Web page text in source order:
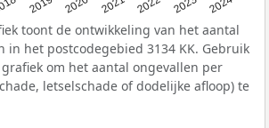
toont de ontwikkeling van het aantal
in het postcodegebied 3134 KK. Gebruik
om het aantal ongevallen per
letselschade of dodelijke afloop) te